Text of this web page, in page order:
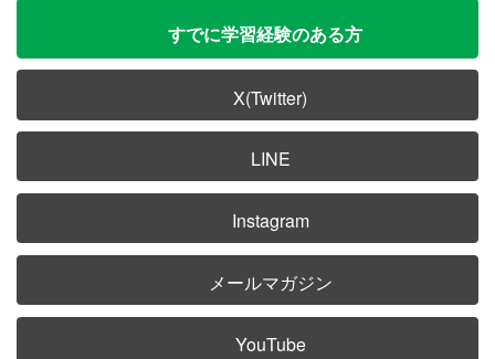
すでに学習経験のある方
X(Twitter)
LINE
Instagram
メールマガジン
YouTube